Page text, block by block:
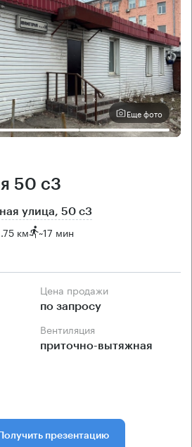
Еще фото
50 с3
улица, 50 с3
км ~17 мин
Цена продажи
по запросу
Вентиляция
приточно-вытяжная
Получить презентацию